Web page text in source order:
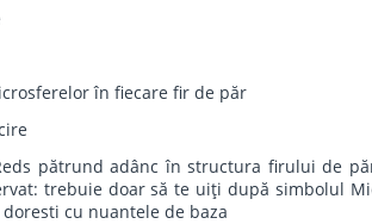
în fiecare fir de păr
pătrund adânc în structura firului de
trebuie doar să te uiţi după simbolul
cu nuantele de baza